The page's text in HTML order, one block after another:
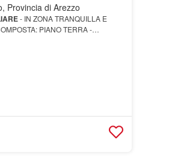
Provincia di Arezzo
- IN ZONA TRANQUILLA E
PIANO TERRA -